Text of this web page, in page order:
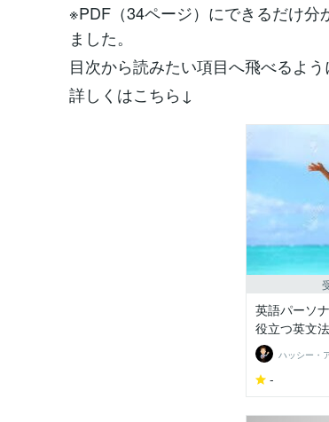
※PDF（34ページ）にできるだけ
ました。
目次から読みたい項目へ飛べるよう
詳しくはこちら↓
英語パーソ
役立つ英文
ハッシー・
-